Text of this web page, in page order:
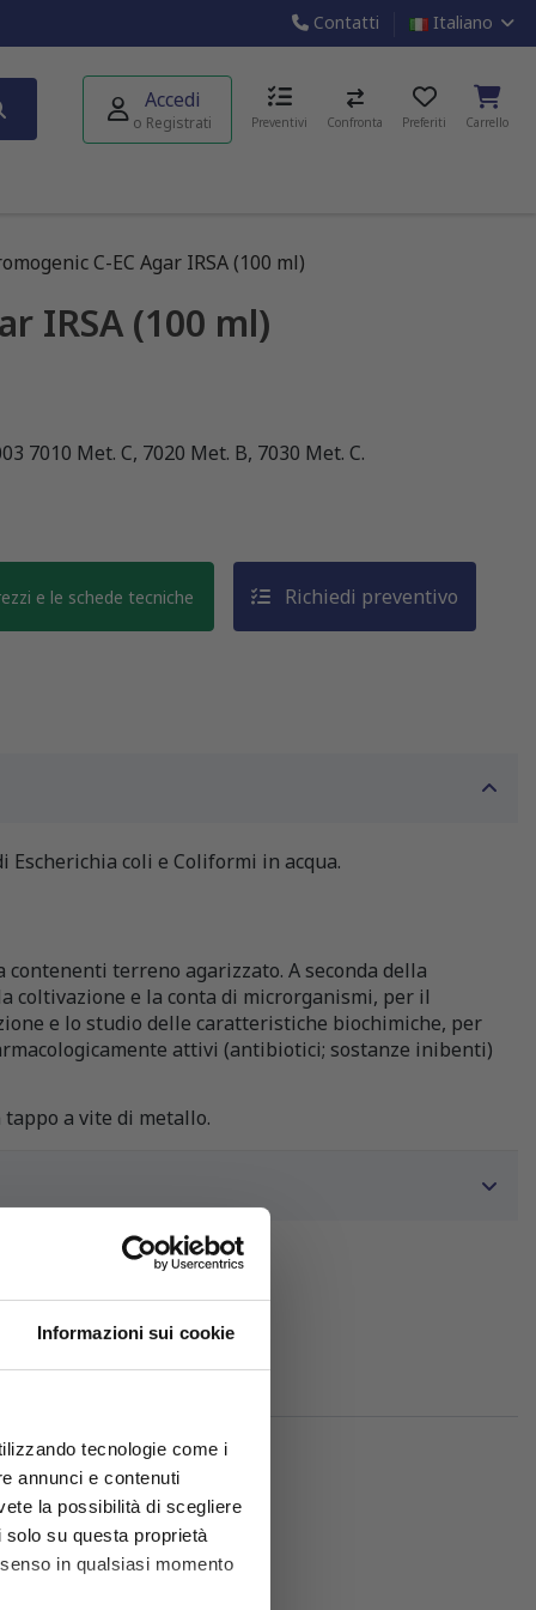
Informazioni sui cookie
tecnologie come i
annunci e contenuti
la possibilità di scegliere
su questa proprietà
in qualsiasi momento
Contatti Italiano
Accedi
o Registrati Preventivi Confronta Preferiti Carrello
C-EC Agar IRSA (100 ml)
IRSA (100 ml)
7010 Met. C, 7020 Met. B, 7030 Met. C.
e le schede tecniche Richiedi preventivo
coli e Coliformi in acqua.
terreno agarizzato. A seconda della
coltivazione e la conta di microrganismi, per il
e lo studio delle caratteristiche biochimiche, per
attivi (antibiotici; sostanze inibenti)
a vite di metallo.